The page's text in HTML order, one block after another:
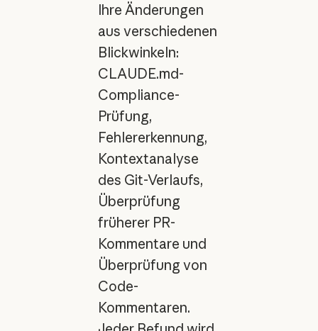
Ihre Änderungen
aus verschiedenen
Blickwinkeln:
CLAUDE.md-
Compliance-
Prüfung,
Fehlererkennung,
Kontextanalyse
des Git-Verlaufs,
Überprüfung
früherer PR-
Kommentare und
Überprüfung von
Code-
Kommentaren.